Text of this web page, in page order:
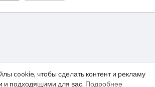
cookie, чтобы сделать контент и рекламу
и подходящими для вас. Подробнее